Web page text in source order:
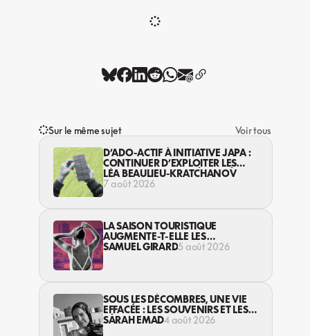
Sur le même sujet
Voir tous
D’ADO-ACTIF À INITIATIVE JAPA :
CONTINUER D’EXPLOITER LES
JEUNES… DANS LA LÉGALITÉ?
LÉA BEAULIEU-KRATCHANOV
7 août 2026
LA SAISON TOURISTIQUE
AUGMENTE-T-ELLE LES
VIOLENCES CONTRE LES
SAMUEL GIRARD5 août 2026
SOUS LES DÉCOMBRES, UNE VIE
EFFACÉE : LES SOUVENIRS ET LES
RÊVES PERDUS DES HABITANT·ES
SARAH EMAD4 août 2026